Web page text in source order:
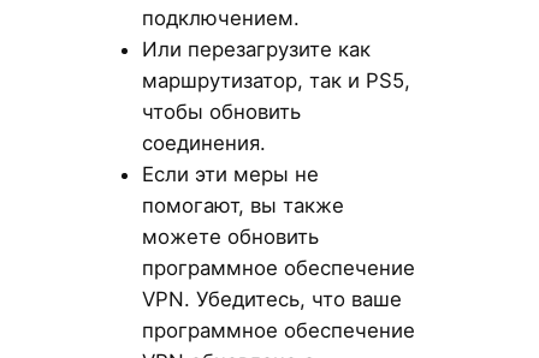
подключением.
Или перезагрузите как
маршрутизатор, так и PS5,
чтобы обновить
соединения.
Если эти меры не
помогают, вы также
можете обновить
программное обеспечение
VPN. Убедитесь, что ваше
программное обеспечение